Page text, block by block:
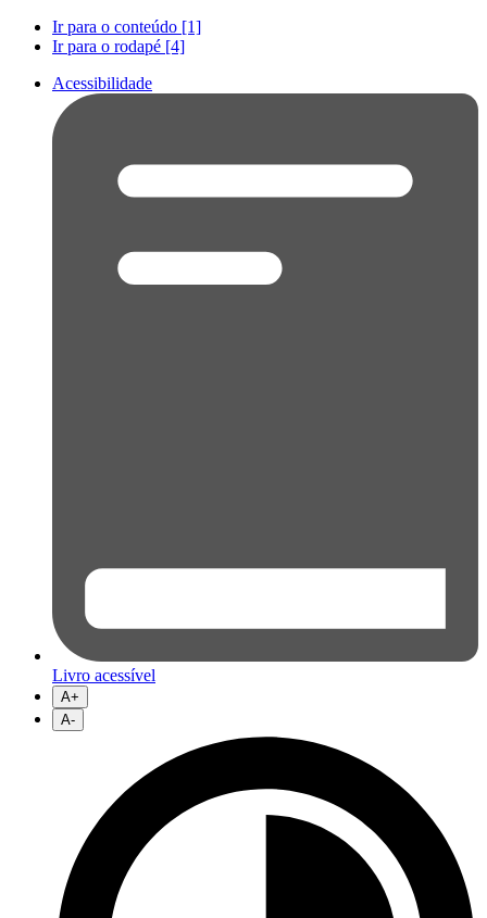
Ir para o conteúdo [1]
Ir para o rodapé [4]
Acessibilidade
Livro acessível
A+
A-